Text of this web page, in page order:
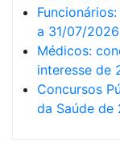
a 31/07/2026
Médicos:
interesse de
Concursos
da Saúde de